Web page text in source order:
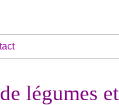
légumes